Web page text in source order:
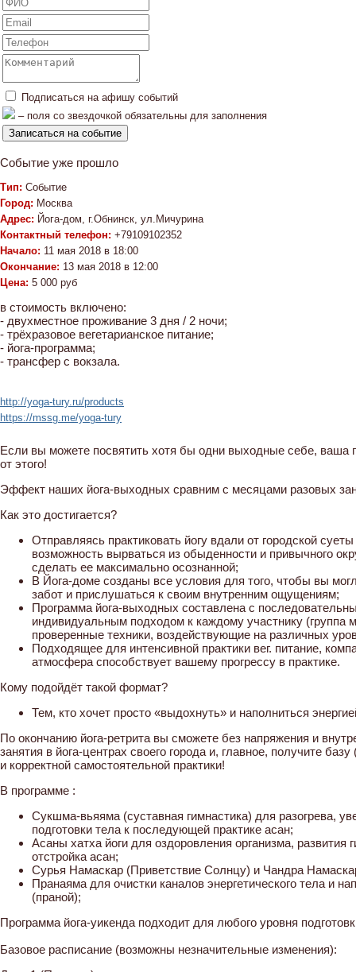
Подписаться на афишу событий
– поля со звездочкой обязательны для заполнения
Событие уже прошло
Тип: Событие
Город: Москва
Адрес: Йога-дом, г.Обнинск, ул.Мичурина
Контактный телефон: +79109102352
Начало: 11 мая 2018 в 18:00
Окончание: 13 мая 2018 в 12:00
Цена: 5 000 руб
в стоимость включено:
- двухместное проживание 3 дня / 2 ночи;
- трёхразовое вегетарианское питание;
- йога-программа;
- трансфер с вокзала.
http://yoga-tury.ru/products
https://mssg.me/yoga-tury
Если вы можете посвятить хотя бы одни выходные себе, ваша
от этого!
Эффект наших йога-выходных сравним с месяцами разовых
Как это достигается?
Отправляясь практиковать йогу вдали от городской
возможность вырваться из обыденности и привычного
сделать ее максимально осознанной;
В Йога-доме созданы все условия для того, чтобы вы
забот и прислушаться к своим внутренним ощущениям;
Программа йога-выходных составлена с
индивидуальным подходом к каждому участнику (группа
проверенные техники, воздействующие на различных
Подходящее для интенсивной практики вег. питание,
атмосфера способствует вашему прогрессу в практике.
Кому подойдёт такой формат?
Тем, кто хочет просто «выдохнуть» и наполниться
По окончанию йога-ретрита вы сможете без напряжения и
занятия в йога-центрах своего города и, главное, получите
и корректной самостоятельной практики!
В программе :
Сукшма-вьяяма (суставная гимнастика) для разогрева,
подготовки тела к последующей практике асан;
Асаны хатха йоги для оздоровления организма, развития
отстройка асан;
Сурья Намаскар (Приветствие Солнцу) и Чандра
Пранаяма для очистки каналов энергетического тела и
(праной);
Программа йога-уикенда подходит для любого уровня
Базовое расписание (возможны незначительные изменения):